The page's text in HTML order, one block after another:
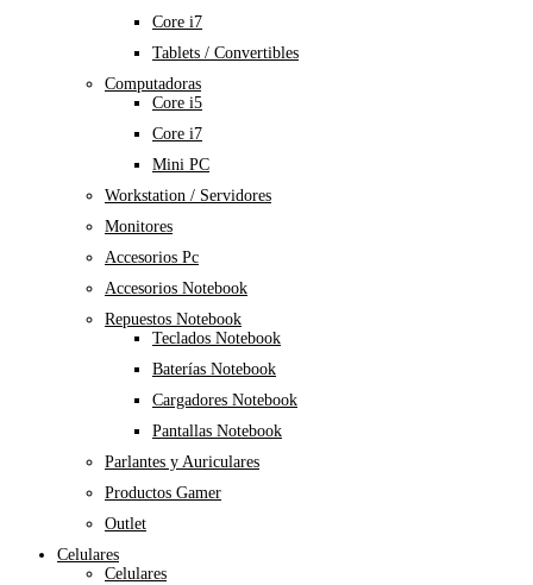
Core i7
Tablets / Convertibles
Computadoras
Core i5
Core i7
Mini PC
Workstation / Servidores
Monitores
Accesorios Pc
Accesorios Notebook
Repuestos Notebook
Teclados Notebook
Baterías Notebook
Cargadores Notebook
Pantallas Notebook
Parlantes y Auriculares
Productos Gamer
Outlet
Celulares
Celulares